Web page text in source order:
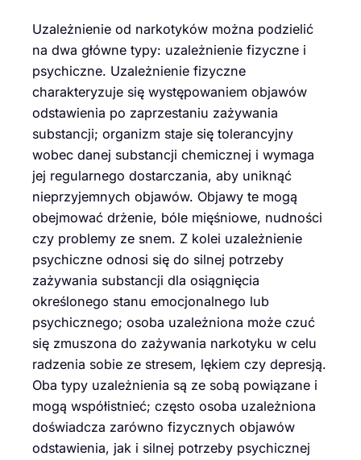
Uzależnienie od narkotyków można podzielić
na dwa główne typy: uzależnienie fizyczne i
psychiczne. Uzależnienie fizyczne
charakteryzuje się występowaniem objawów
odstawienia po zaprzestaniu zażywania
substancji; organizm staje się tolerancyjny
wobec danej substancji chemicznej i wymaga
jej regularnego dostarczania, aby uniknąć
nieprzyjemnych objawów. Objawy te mogą
obejmować drżenie, bóle mięśniowe, nudności
czy problemy ze snem. Z kolei uzależnienie
psychiczne odnosi się do silnej potrzeby
zażywania substancji dla osiągnięcia
określonego stanu emocjonalnego lub
psychicznego; osoba uzależniona może czuć
się zmuszona do zażywania narkotyku w celu
radzenia sobie ze stresem, lękiem czy depresją.
Oba typy uzależnienia są ze sobą powiązane i
mogą współistnieć; często osoba uzależniona
doświadcza zarówno fizycznych objawów
odstawienia, jak i silnej potrzeby psychicznej